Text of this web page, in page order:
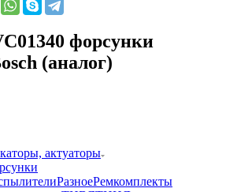
форсунки
(аналог)
актуаторы
РазноеРемкомплекты